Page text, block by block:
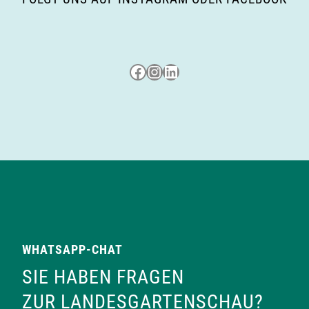
Besuche uns auf Facebook
Besuche uns auf Instagram
LinkedIn
WHATSAPP-CHAT
SIE HABEN FRAGEN
ZUR LANDESGARTENSCHAU?